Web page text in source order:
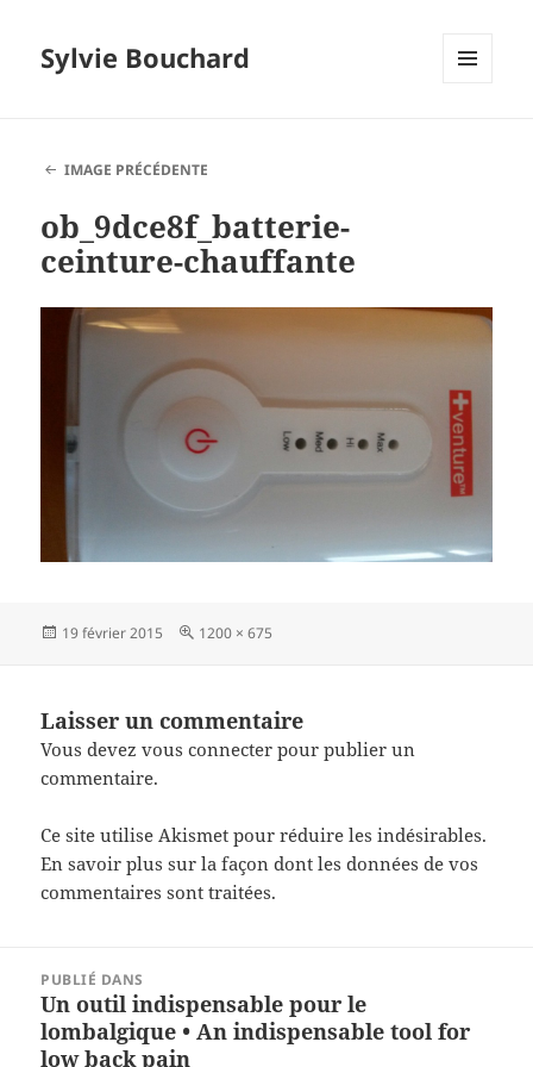
Sylvie Bouchard
IMAGE PRÉCÉDENTE
ob_9dce8f_batterie-
ceinture-chauffante
Publié
19 février 2015
Taille
1200 × 675
Laisser un commentaire
Vous devezvous connecter pour publier un
commentaire.
Ce site utilise Akismet pour réduire les indésirables.
En savoir plus sur la façon dont les données de vos
commentaires sont traitées.
l’article
PUBLIÉ DANS
Un outil indispensable pour le
lombalgique • An indispensable tool for
low back pain